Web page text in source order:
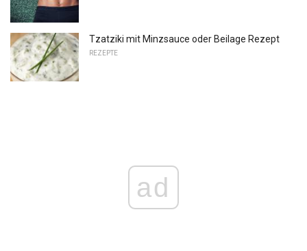
Tzatziki mit Minzsauce oder Beilage Rezept
REZEPTE
ad